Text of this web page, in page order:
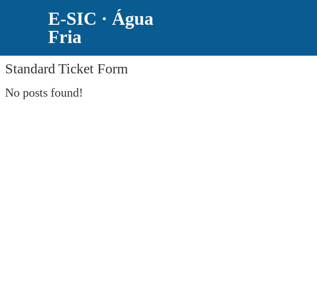
E-SIC · Água
Fria
Standard Ticket Form
No posts found!